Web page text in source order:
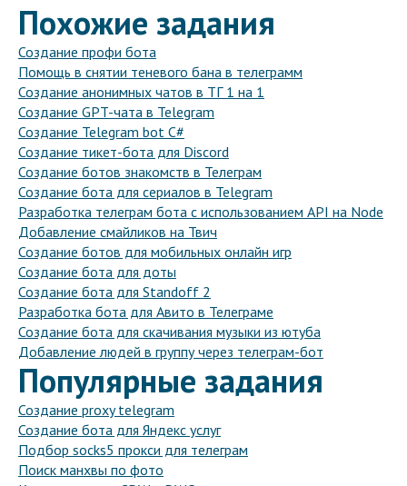
Похожие задания
Создание профи бота
Помощь в снятии теневого бана в телеграмм
Создание анонимных чатов в ТГ 1 на 1
Создание GPT-чата в Telegram
Создание Telegram bot C#
Создание тикет-бота для Discord
Создание ботов знакомств в Телеграм
Создание бота для сериалов в Telegram
Разработка телеграм бота с использованием API на Node
Добавление смайликов на Твич
Создание ботов для мобильных онлайн игр
Создание бота для доты
Создание бота для Standoff 2
Разработка бота для Авито в Телеграме
Создание бота для скачивания музыки из ютуба
Добавление людей в группу через телеграм-бот
Популярные задания
Создание proxy telegram
Создание бота для Яндекс услуг
Подбор socks5 прокси для телеграм
Поиск манхвы по фото